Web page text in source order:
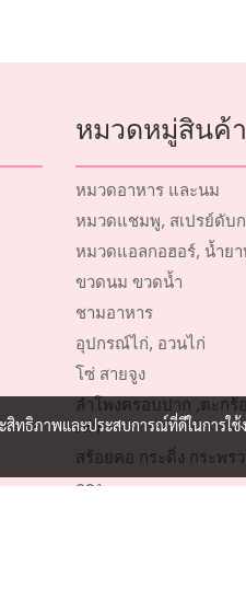
หมวดหมู่สินค้า
หมวดอาหาร และนม
หมวดแชมพู, สเปรย์ดับ
หมวดแอลกอฮอร์, น้ำย
ขวดนม ขวดน้ำ
ชามอาหาร
อุปกรณ์ไก่, อวนไก่
โซ่ สายจูง
ลำโพงครอบปาก ,ตะก
เห่า
สร้อยคอ กระดิ่ง กระพร
กรง
สิทธิภาพและประสบการณ์ที่ดีในการใ